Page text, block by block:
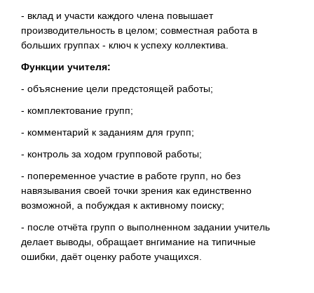
- вклад и участи каждого члена повышает
производительность в целом; совместная работа в
больших группах - ключ к успеху коллектива.
Функции учителя:
- объяснение цели предстоящей работы;
- комплектование групп;
- комментарий к заданиям для групп;
- контроль за ходом групповой работы;
- попеременное участие в работе групп, но без
навязывания своей точки зрения как единственно
возможной, а побуждая к активному поиску;
- после отчёта групп о выполненном задании учитель
делает выводы, обращает внгимание на типичные
ошибки, даёт оценку работе учащихся.